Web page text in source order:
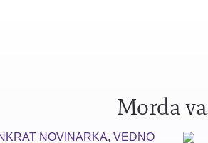
Morda